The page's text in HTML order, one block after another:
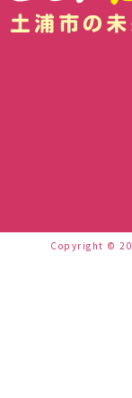
Copyright ©